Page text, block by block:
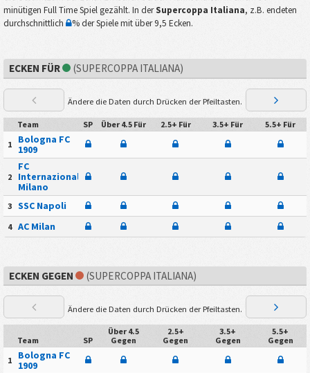
minütigen Full Time Spiel gezählt. In derSupercoppa Italiana, z.B. endeten
durchschnittlich
% der Spiele mit über 9,5 Ecken.
ECKEN FÜR (SUPERCOPPA ITALIANA)
Ändere die Daten durch Drücken der Pfeiltasten.
Team SP Über 4.5 Für 2.5+ Für 3.5+ Für
5.5+ Für
1
Bologna FC
1909
2
FC
Internazionale
Milano
3 SSC Napoli
4 AC Milan
ECKEN GEGEN (SUPERCOPPA ITALIANA)
Ändere die Daten durch Drücken der Pfeiltasten.
Team SP
Über 4.5
Gegen
2.5+
Gegen
3.5+
Gegen
5.5+
Gegen
1
Bologna FC
1909